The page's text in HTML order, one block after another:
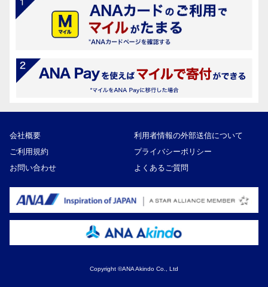
会社概要
利用者情報の外部送信について
ご利用規約
プライバシーポリシー
お問い合わせ
よくあるご質問
Copyright ©ANA Akindo Co., Ltd